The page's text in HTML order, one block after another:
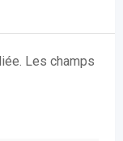
Les champs